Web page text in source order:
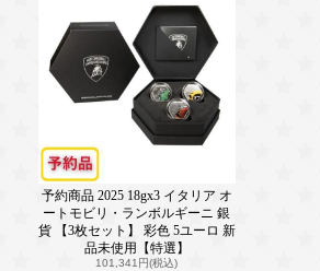
予約商品 2025 18gx3 イタリア オ
ートモビリ・ランボルギーニ 銀
貨 【3枚セット】 彩色 5ユーロ 新
品未使用【特選】
101,341円(税込)